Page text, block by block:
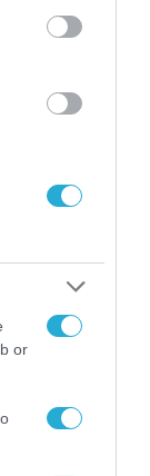
or